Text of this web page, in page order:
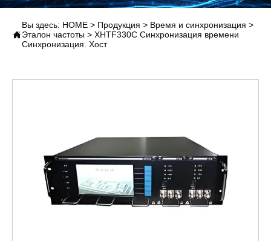

Вы здесь: HOME > Продукция > Время и синхронизация >
Эталон частоты > XHTF330C Синхронизация времени
Синхронизация. Хост